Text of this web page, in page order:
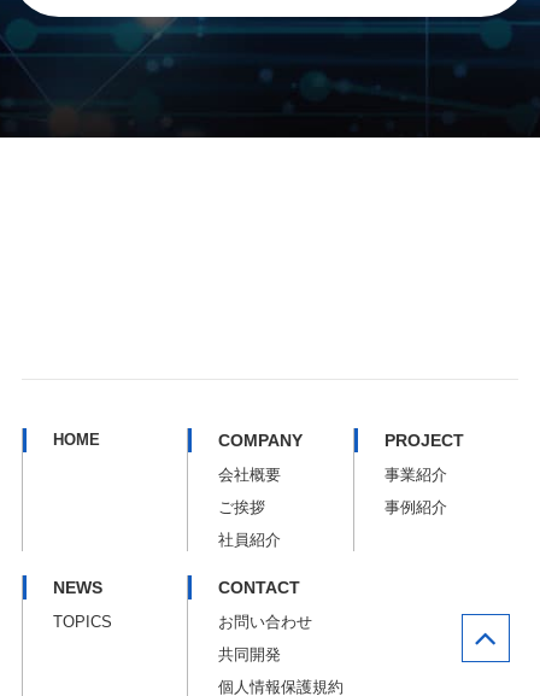
HOME COMPANY
会社概要
ご挨拶
社員紹介
PROJECT
事業紹介
事例紹介
NEWS
TOPICS
CONTACT
お問い合わせ
共同開発
個人情報保護規約